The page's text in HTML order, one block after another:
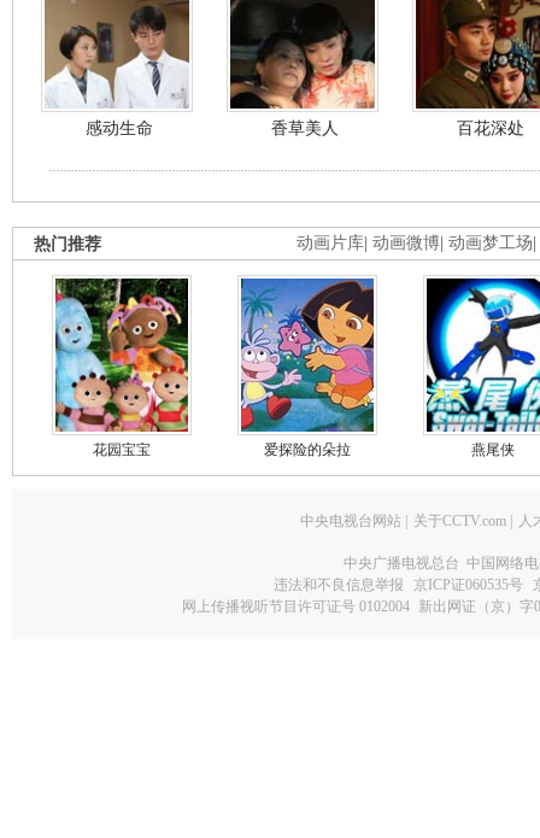
感动生命 香草美人 百花深处
动画片库 动画微博 动画梦工场
热门推荐
花园宝宝 爱探险的朵拉 燕尾侠
中央电视台网站 关于CCTV.com 人
中央广播电视总台 中国网络
违法和不良信息举报
京ICP证060535号
网上传播视听节目许可证号 0102004 新出网证（京）